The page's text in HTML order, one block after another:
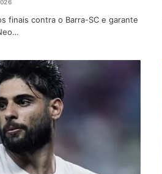
finais contra o Barra-SC e garante